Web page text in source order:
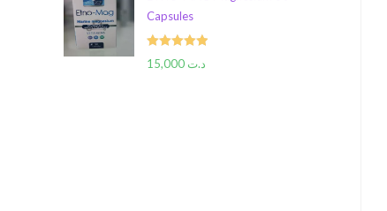
Capsules
Rated5.00د.ت